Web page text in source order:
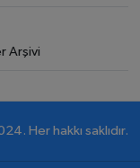
Arşivi
Her hakkı saklıdır.